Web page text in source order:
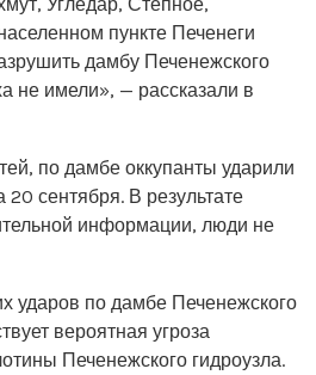
пункте Печенеги
дамбу Печенежского
не имели», — рассказали в
по дамбе оккупанты ударили
20 сентября. В результате
информации, люди не
ударов по дамбе Печенежского
вероятная угроза
Печенежского гидроузла.